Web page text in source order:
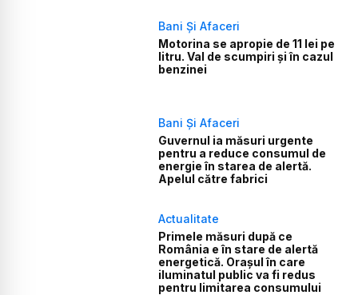
Bani Și Afaceri
Motorina se apropie de 11 lei pe
litru. Val de scumpiri și în cazul
benzinei
Bani Și Afaceri
Guvernul ia măsuri urgente
pentru a reduce consumul de
energie în starea de alertă.
Apelul către fabrici
Actualitate
Primele măsuri după ce
România e în stare de alertă
energetică. Orașul în care
iluminatul public va fi redus
pentru limitarea consumului